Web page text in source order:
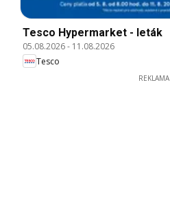
Tesco Hypermarket - leták
05.08.2026- 11.08.2026
Tesco
REKLAMA